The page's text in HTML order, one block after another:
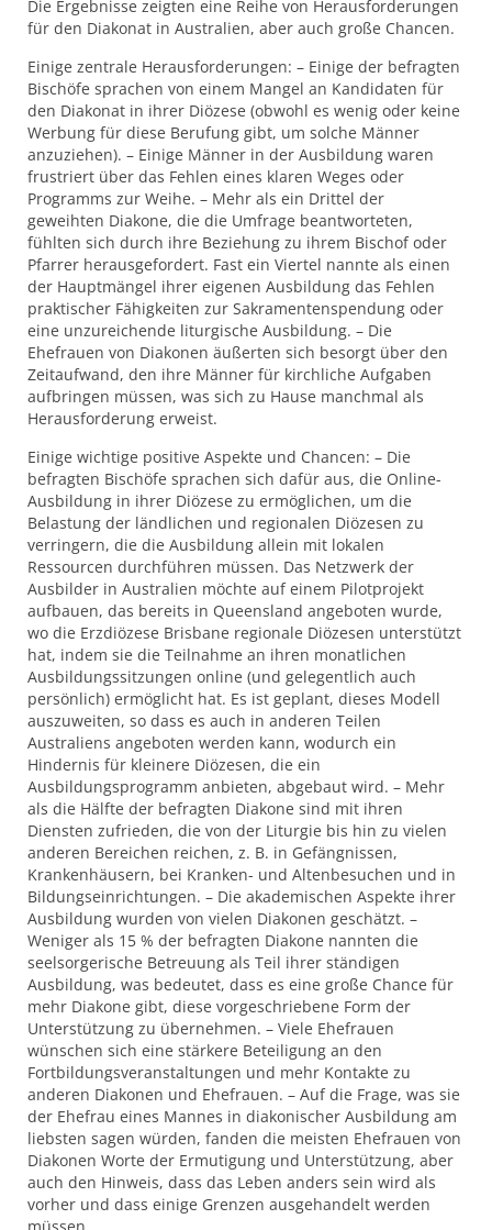
Die Ergebnisse zeigten eine Reihe von Herausforderungen
für den Diakonat in Australien, aber auch große Chancen.
Einige zentrale Herausforderungen: – Einige der befragten
Bischöfe sprachen von einem Mangel an Kandidaten für
den Diakonat in ihrer Diözese (obwohl es wenig oder keine
Werbung für diese Berufung gibt, um solche Männer
anzuziehen). – Einige Männer in der Ausbildung waren
frustriert über das Fehlen eines klaren Weges oder
Programms zur Weihe. – Mehr als ein Drittel der
geweihten Diakone, die die Umfrage beantworteten,
fühlten sich durch ihre Beziehung zu ihrem Bischof oder
Pfarrer herausgefordert. Fast ein Viertel nannte als einen
der Hauptmängel ihrer eigenen Ausbildung das Fehlen
praktischer Fähigkeiten zur Sakramentenspendung oder
eine unzureichende liturgische Ausbildung. – Die
Ehefrauen von Diakonen äußerten sich besorgt über den
Zeitaufwand, den ihre Männer für kirchliche Aufgaben
aufbringen müssen, was sich zu Hause manchmal als
Herausforderung erweist.
Einige wichtige positive Aspekte und Chancen: – Die
befragten Bischöfe sprachen sich dafür aus, die Online-
Ausbildung in ihrer Diözese zu ermöglichen, um die
Belastung der ländlichen und regionalen Diözesen zu
verringern, die die Ausbildung allein mit lokalen
Ressourcen durchführen müssen. Das Netzwerk der
Ausbilder in Australien möchte auf einem Pilotprojekt
aufbauen, das bereits in Queensland angeboten wurde,
wo die Erzdiözese Brisbane regionale Diözesen unterstützt
hat, indem sie die Teilnahme an ihren monatlichen
Ausbildungssitzungen online (und gelegentlich auch
persönlich) ermöglicht hat. Es ist geplant, dieses Modell
auszuweiten, so dass es auch in anderen Teilen
Australiens angeboten werden kann, wodurch ein
Hindernis für kleinere Diözesen, die ein
Ausbildungsprogramm anbieten, abgebaut wird. – Mehr
als die Hälfte der befragten Diakone sind mit ihren
Diensten zufrieden, die von der Liturgie bis hin zu vielen
anderen Bereichen reichen, z. B. in Gefängnissen,
Krankenhäusern, bei Kranken- und Altenbesuchen und in
Bildungseinrichtungen. – Die akademischen Aspekte ihrer
Ausbildung wurden von vielen Diakonen geschätzt. –
Weniger als 15 % der befragten Diakone nannten die
seelsorgerische Betreuung als Teil ihrer ständigen
Ausbildung, was bedeutet, dass es eine große Chance für
mehr Diakone gibt, diese vorgeschriebene Form der
Unterstützung zu übernehmen. – Viele Ehefrauen
wünschen sich eine stärkere Beteiligung an den
Fortbildungsveranstaltungen und mehr Kontakte zu
anderen Diakonen und Ehefrauen. – Auf die Frage, was sie
der Ehefrau eines Mannes in diakonischer Ausbildung am
liebsten sagen würden, fanden die meisten Ehefrauen von
Diakonen Worte der Ermutigung und Unterstützung, aber
auch den Hinweis, dass das Leben anders sein wird als
vorher und dass einige Grenzen ausgehandelt werden